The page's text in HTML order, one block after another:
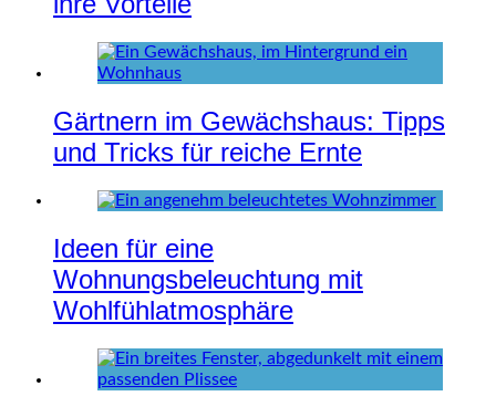
Gärtnern im Gewächshaus: Tipps
und Tricks für reiche Ernte
Ideen für eine
Wohnungsbeleuchtung mit
Wohlfühlatmosphäre